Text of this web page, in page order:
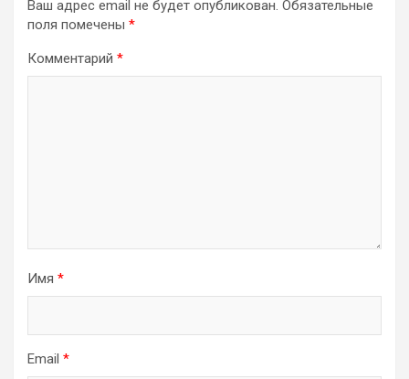
Ваш адрес email не будет опубликован. Обязательные
поля помечены *
Комментарий *
Имя *
Email *